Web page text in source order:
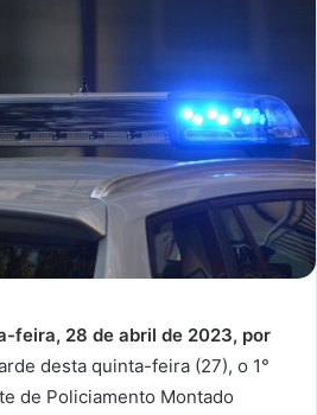
feira, 28 de abril de 2023, por
desta quinta-feira (27), o 1°
de Policiamento Montado